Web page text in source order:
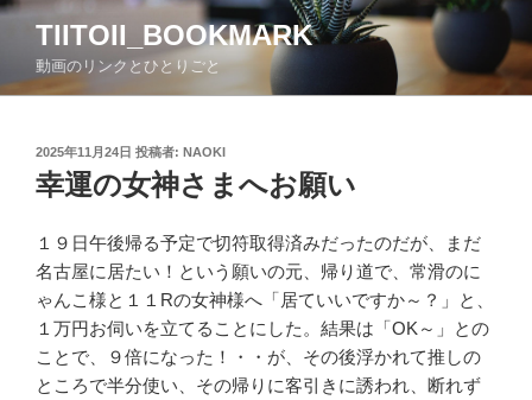
コ
ン
TIITOII_BOOKMARK
動画のリンクとひとりごと
投
稿
日:
2025年11月24日 投稿者: NAOKI
幸運の女神さまへお願い
１９日午後帰る予定で切符取得済みだったのだが、まだ
名古屋に居たい！という願いの元、帰り道で、常滑のに
ゃんこ様と１１Rの女神様へ「居ていいですか～？」と、
１万円お伺いを立てることにした。結果は「OK～」との
ことで、９倍になった！・・が、その後浮かれて推しの
ところで半分使い、その帰りに客引きに誘われ、断れず